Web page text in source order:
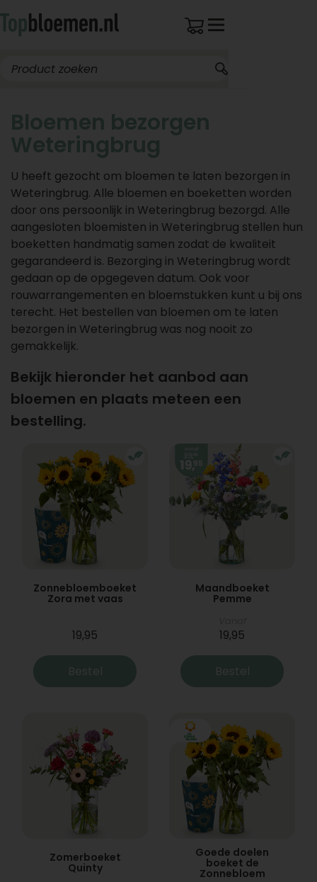
Bloemen bezorgen
Weteringbrug
U heeft gezocht om bloemen te laten bezorgen in
Weteringbrug. Alle bloemen en boeketten worden
door ons persoonlijk in Weteringbrug bezorgd. Alle
aangesloten bloemisten in Weteringbrug stellen hun
boeketten handmatig samen zodat de kwaliteit
gegarandeerd is. Bezorging in Weteringbrug wordt
gedaan op de opgegeven datum. Ook voor
rouwarrangementen en bloemstukken kunt u bij ons
terecht. Het bestellen van bloemen om te laten
bezorgen in Weteringbrug was nog nooit zo
gemakkelijk.
Bekijk hieronder het aanbod aan
bloemen en plaats meteen een
bestelling.
Zonnebloemboeket
Zora met vaas
19,95
Bestel
Maandboeket
Pemme
19,95
Bestel
Zomerboeket
Quinty
Goede doelen
boeket de
Zonnebloem